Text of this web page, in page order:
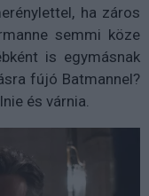
ha záros
semmi köze
is egymásnak
fújó Batmannel?
és várnia.